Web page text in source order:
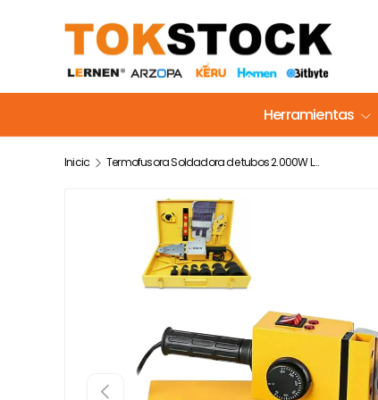
Ir al contenido
Herramientas
Inicio Termofusora Soldadora de tubos 2.000W Lernen
Anterior